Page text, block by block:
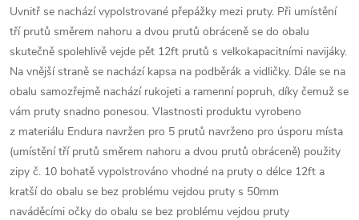
Uvnitř se nachází vypolstrované přepážky mezi pruty. Při umístění
tří prutů směrem nahoru a dvou prutů obráceně se do obalu
skutečně spolehlivě vejde pět 12ft prutů s velkokapacitními navijáky.
Na vnější straně se nachází kapsa na podběrák a vidličky. Dále se na
obalu samozřejmě nachází rukojeti a ramenní popruh, díky čemuž se
vám pruty snadno ponesou. Vlastnosti produktu vyrobeno
z materiálu Endura navržen pro 5 prutů navrženo pro úsporu místa
(umístění tří prutů směrem nahoru a dvou prutů obráceně) použity
zipy č. 10 bohatě vypolstrováno vhodné na pruty o délce 12ft a
kratší do obalu se bez problému vejdou pruty s 50mm
naváděcími očky do obalu se bez problému vejdou pruty